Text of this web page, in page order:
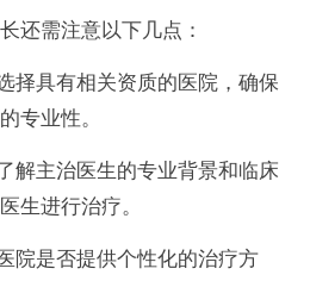
还需注意以下几点：
择具有相关资质的医院，确保
专业性。
解主治医生的专业背景和临床
生进行治疗。
院是否提供个性化的治疗方